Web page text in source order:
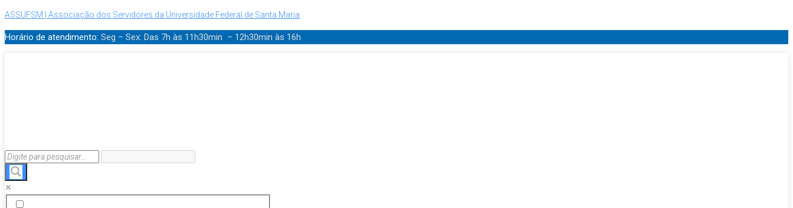
ASSUFSM | Associação dos Servidores da Universidade Federal de Santa Maria
Horário de atendimento: Seg – Sex: Das 7h às 11h30min – 12h30min às 16h